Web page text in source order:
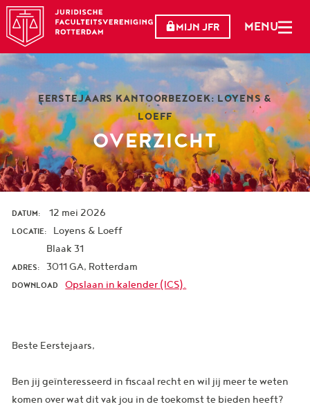
MIJN JFR MENU
OVERZICHT
EERSTEJAARS KANTOORBEZOEK: LOYENS &
LOEFF
DATUM: 12 mei 2026
LOCATIE: Loyens & Loeff
ADRES:
Blaak 31
3011 GA, Rotterdam
DOWNLOAD Opslaan in kalender (ICS).
Beste Eerstejaars,
Ben jij geïnteresseerd in fiscaal recht en wil jij meer te weten
komen over wat dit vak jou in de toekomst te bieden heeft?